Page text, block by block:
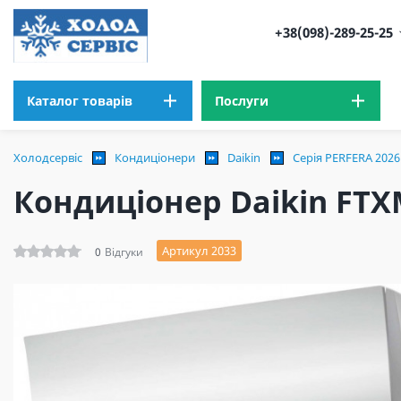
+38(098)-289-25-25
Каталог товарів Послуги
Холодсервіс Кондиціонери Daikin Серія PERFERA 2026
Кондиціонер Daikin
0 Відгуки Артикул 2033